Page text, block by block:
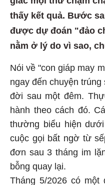
thấy kết quả. Bước
được dự đoán "đảo
nằm ở lý do vì sao,
Nói về "con giáp may
ngay đến chuyện
đời sau một đêm.
hành theo cách đó.
thường biểu hiện
cuộc gọi bất ngờ từ
đơn sau 3 tháng im
bỗng quay lại.
Tháng 5/2026 có